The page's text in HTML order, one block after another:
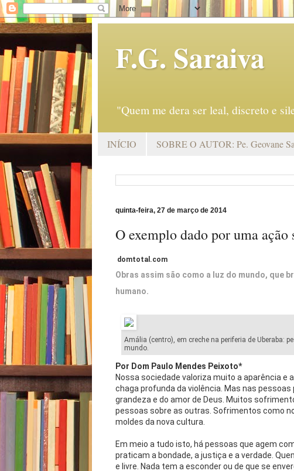
F.G. Saraiva
"Quem me dera ser leal, discreto e
INÍCIO SOBRE O AUTOR: Pe. Geovane
quinta-feira, 27 de março de 2014
O exemplo dado por uma
domtotal.com
Obras assim são como a luz do mundo, que
humano.
Amália (centro), em creche na periferia de Uberaba:
mundo.
Por Dom Paulo Mendes Peixoto*
Nossa sociedade valoriza muito a aparência e
chaga profunda da violência. Mas nas
grandeza e do amor de Deus. Muitos
pessoas sobre as outras. Sofrimentos como
moldes da nova cultura.
Em meio a tudo isto, há pessoas que agem
praticam a bondade, a justiça e a verdade.
e livre. Nada tem a esconder ou de que se